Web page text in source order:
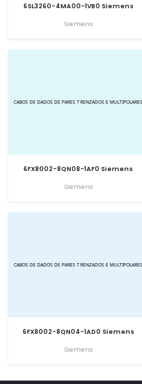
6SL3260-4MA00-1VB0 Siemens
Siemens
6FX8002-8QN08-1AF0 Siemens
Siemens
6FX8002-8QN04-1AD0 Siemens
Siemens